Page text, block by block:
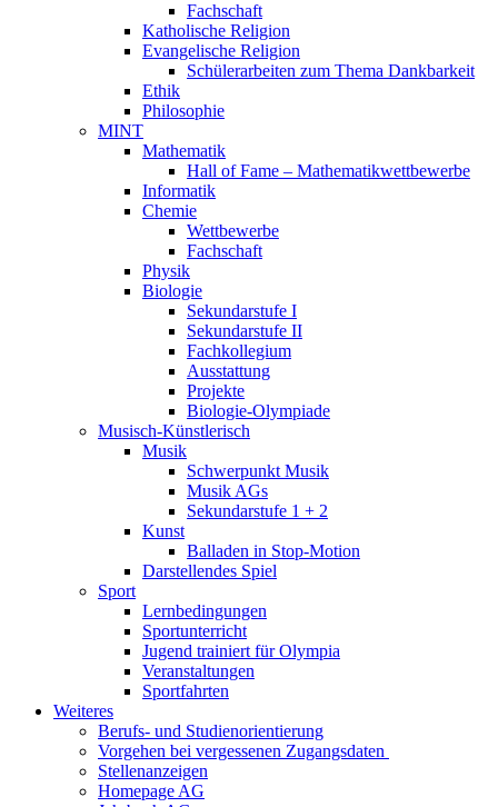
Fachschaft
Katholische Religion
Evangelische Religion
Schülerarbeiten zum Thema Dankbarkeit
Ethik
Philosophie
MINT
Mathematik
Hall of Fame – Mathematikwettbewerbe
Informatik
Chemie
Wettbewerbe
Fachschaft
Physik
Biologie
Sekundarstufe I
Sekundarstufe II
Fachkollegium
Ausstattung
Projekte
Biologie-Olympiade
Musisch-Künstlerisch
Musik
Schwerpunkt Musik
Musik AGs
Sekundarstufe 1 + 2
Kunst
Balladen in Stop-Motion
Darstellendes Spiel
Sport
Lernbedingungen
Sportunterricht
Jugend trainiert für Olympia
Veranstaltungen
Sportfahrten
Weiteres
Berufs- und Studienorientierung
Vorgehen bei vergessenen Zugangsdaten
Stellenanzeigen
Homepage AG